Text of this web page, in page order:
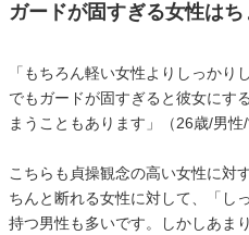
ガードが固すぎる女性は
「もちろん軽い女性よりしっかり
でもガードが固すぎると彼女にす
まうこともあります」（26歳/男性/
こちらも貞操観念の高い女性に対
ちんと断れる女性に対して、「し
持つ男性も多いです。しかしあま